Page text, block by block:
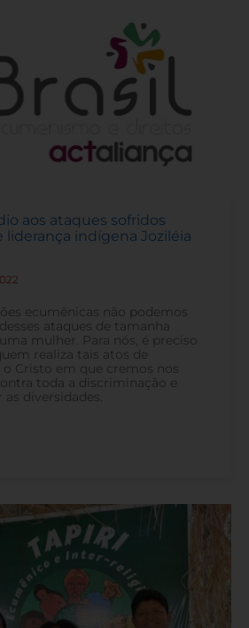
aos ataques sofridos
liderança indígena Joziléia
ecumênicas não podemos
ataques de tamanha
mulher. Para nós, é preciso
realiza tais atos de
Cristo em que cremos nos
toda a discriminação e
diversidades.